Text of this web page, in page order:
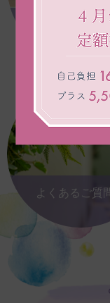
フォローア
よくあるご質問